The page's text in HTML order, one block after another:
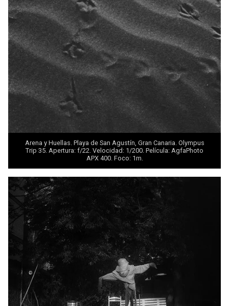
Arena y Huellas. Playa de San Agustín, Gran Canaria. Olympus
Trip 35. Apertura: f/22. Velocidad: 1/200. Película: AgfaPhoto
APX 400. Foco: 1m.